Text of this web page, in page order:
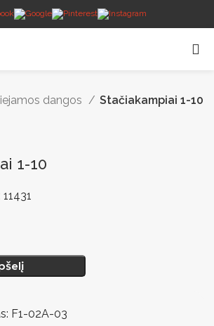
dangos Stačiakampiai 1-10
1-10
11431
F1-02A-03